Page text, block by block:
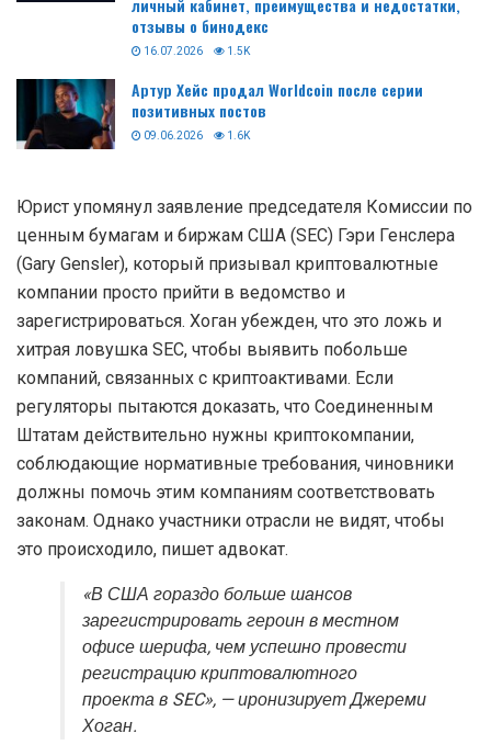
личный кабинет, преимущества и недостатки,
отзывы о бинодекс
16.07.2026 1.5K
Артур Хейс продал Worldcoin после серии
позитивных постов
09.06.2026 1.6K
Юрист упомянул заявление председателя Комиссии по
ценным бумагам и биржам США (SEC) Гэри Генслера
(Gary Gensler), который призывал криптовалютные
компании просто прийти в ведомство и
зарегистрироваться. Хоган убежден, что это ложь и
хитрая ловушка SEC, чтобы выявить побольше
компаний, связанных с криптоактивами. Если
регуляторы пытаются доказать, что Соединенным
Штатам действительно нужны криптокомпании,
соблюдающие нормативные требования, чиновники
должны помочь этим компаниям соответствовать
законам. Однако участники отрасли не видят, чтобы
это происходило, пишет адвокат.
«В США гораздо больше шансов
зарегистрировать героин в местном
офисе шерифа, чем успешно провести
регистрацию криптовалютного
проекта в SEC», — иронизирует Джереми
Хоган.